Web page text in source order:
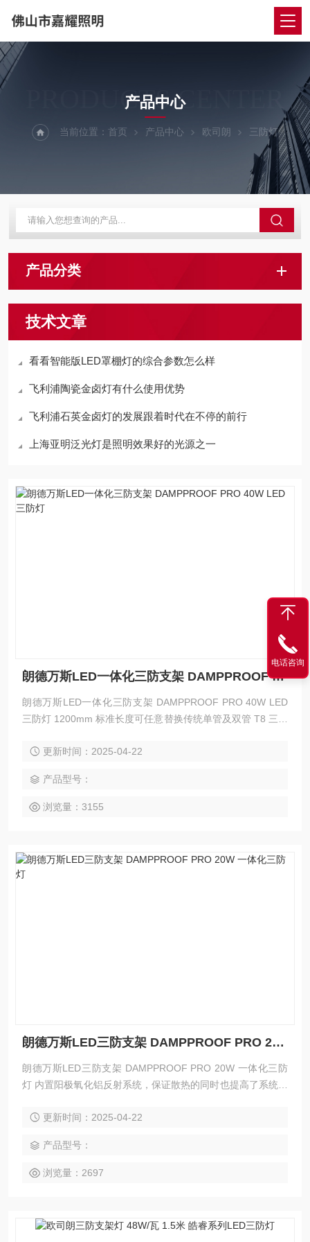
PRODUCTS CENTER
产品中心
当前位置： 首页 产品中心 欧司朗 三防灯
产品分类
技术文章
看看智能版LED罩棚灯的综合参数怎么样
飞利浦陶瓷金卤灯有什么使用优势
飞利浦石英金卤灯的发展跟着时代在不停的前行
上海亚明泛光灯是照明效果好的光源之一
朗德万斯LED一体化三防支架 DAMPPROOF PRO 40W LED三防灯
朗德万斯LED一体化三防支架 DAMPPROOF PRO 40W LED
三防灯 1200mm 标准长度可任意替换传统单管及双管 T8 三防
效 抗 UV PC 高效棱晶匀光外罩，长时期使用不会发黄变色 传
更新时间：2025-04-22
产品型号：
浏览量：3155
朗德万斯LED三防支架 DAMPPROOF PRO 20W 一体化三防灯
朗德万斯LED三防支架 DAMPPROOF PRO 20W 一体化三防
灯 内置阳极氧化铝反射系统，保证散热的同时也提高了系统光
统三防灯外观、纯不绣钢卡扣
更新时间：2025-04-22
产品型号：
浏览量：2697
电话咨询